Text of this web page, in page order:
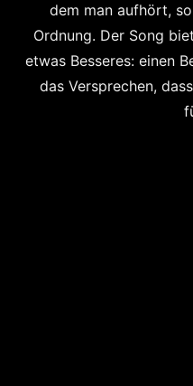
dem man aufhört,
Ordnung. Der Song
etwas Besseres: einen
das Versprechen,